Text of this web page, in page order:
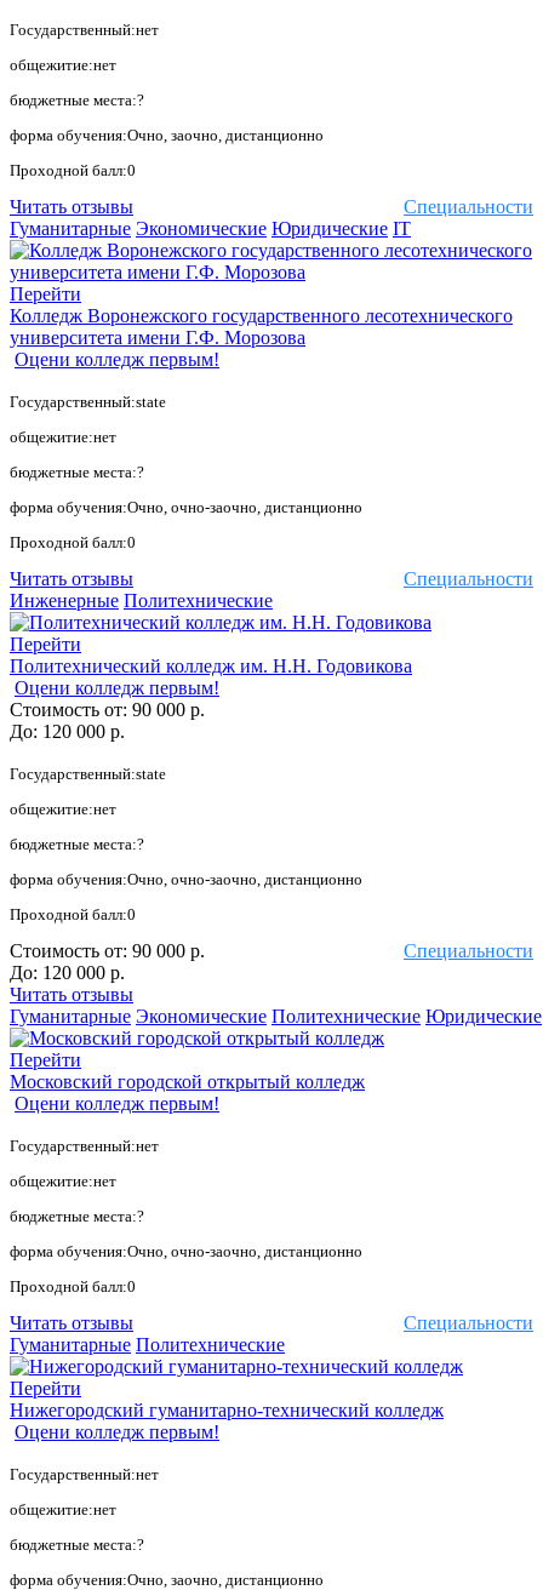
Государственный:нет
общежитие:нет
бюджетные места:?
форма обучения:Очно, заочно, дистанционно
Проходной балл:0
Специальности
Читать отзывы
Гуманитарные Экономические Юридические IT
Перейти
Колледж Воронежского государственного лесотехнического
университета имени Г.Ф. Морозова
Оцени колледж первым!
Государственный:state
общежитие:нет
бюджетные места:?
форма обучения:Очно, очно-заочно, дистанционно
Проходной балл:0
Специальности
Читать отзывы
Инженерные Политехнические
Перейти
Политехнический колледж им. Н.Н. Годовикова
Оцени колледж первым!
Стоимость от: 90 000 р.
До: 120 000 р.
Государственный:state
общежитие:нет
бюджетные места:?
форма обучения:Очно, очно-заочно, дистанционно
Проходной балл:0
Специальности
Стоимость от: 90 000 р.
До: 120 000 р.
Читать отзывы
Гуманитарные Экономические Политехнические Юридические
Перейти
Московский городской открытый колледж
Оцени колледж первым!
Государственный:нет
общежитие:нет
бюджетные места:?
форма обучения:Очно, очно-заочно, дистанционно
Проходной балл:0
Специальности
Читать отзывы
Гуманитарные Политехнические
Перейти
Нижегородский гуманитарно-технический колледж
Оцени колледж первым!
Государственный:нет
общежитие:нет
бюджетные места:?
форма обучения:Очно, заочно, дистанционно